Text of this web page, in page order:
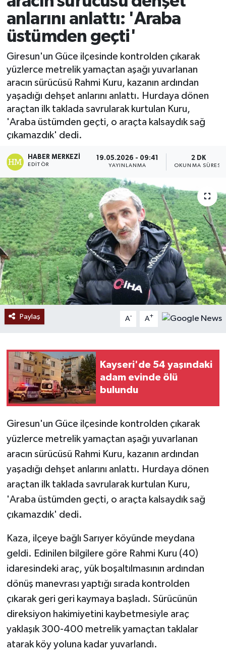
anlarını anlattı: 'Araba
üstümden geçti'
Giresun'un Güce ilçesinde kontrolden çıkarak
yüzlerce metrelik yamaçtan aşağı yuvarlanan
aracın sürücüsü Rahmi Kuru, kazanın ardından
yaşadığı dehşet anlarını anlattı. Hurdaya dönen
araçtan ilk taklada savrularak kurtulan Kuru,
'Araba üstümden geçti, o araçta kalsaydık sağ
çıkamazdık' dedi.
HABER MERKEZI
EDITÖR
19.05.2026 - 09:41
YAYINLANMA
2 DK
OKUNMA SÜRESI
Paylaş A- A+
Kayseri'de 54 yaşındaki
adam evinde ölü
bulundu
Giresun'un Güce ilçesinde kontrolden çıkarak
yüzlerce metrelik yamaçtan aşağı yuvarlanan
aracın sürücüsü Rahmi Kuru, kazanın ardından
yaşadığı dehşet anlarını anlattı. Hurdaya dönen
araçtan ilk taklada savrularak kurtulan Kuru,
'Araba üstümden geçti, o araçta kalsaydık sağ
çıkamazdık' dedi.
Kaza, ilçeye bağlı Sarıyer köyünde meydana
geldi. Edinilen bilgilere göre Rahmi Kuru (40)
idaresindeki araç, yük boşaltılmasının ardından
dönüş manevrası yaptığı sırada kontrolden
çıkarak geri geri kaymaya başladı. Sürücünün
direksiyon hakimiyetini kaybetmesiyle araç
yaklaşık 300-400 metrelik yamaçtan taklalar
atarak köy yoluna kadar yuvarlandı.
Ekonomi
Sağlık
Tokat Haber